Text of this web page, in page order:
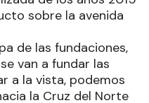
sobre la avenida
de las fundaciones,
van a fundar las
a la vista, podemos
la Cruz del Norte